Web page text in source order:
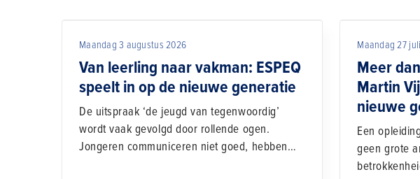
Maandag 3 augustus 2026
Van leerling naar vakman: ESPEQ
speelt in op de nieuwe generatie
De uitspraak ‘de jeugd van tegenwoordig’
wordt vaak gevolgd door rollende ogen.
Jongeren communiceren niet goed, hebben
Maandag 27
Meer
Martin
nieuwe
Een
geen grote